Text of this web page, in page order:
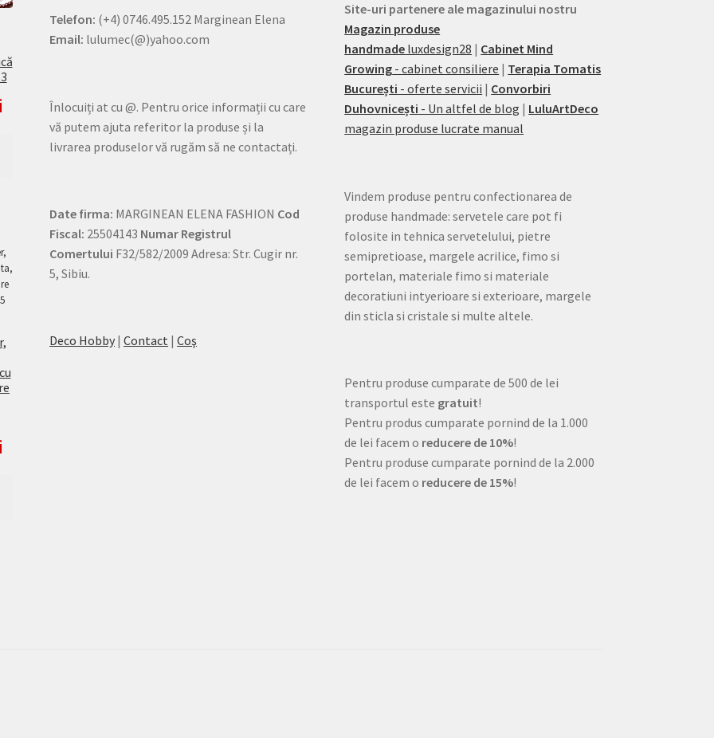
Telefon: (+4) 0746.495.152 Marginean Elena
Email: lulumec(@)yahoo.com
Înlocuiți at cu @. Pentru orice informații cu care
vă putem ajuta referitor la produse și la
livrarea produselor vă rugăm să ne contactați.
Date firma: MARGINEAN ELENA FASHION Cod
Fiscal: 25504143 Numar Registrul
Comertului F32/582/2009 Adresa: Str. Cugir nr.
5, Sibiu.
Deco Hobby |Contact |Coş
Site-uri partenere ale magazinului nostru
Magazin produse
handmade luxdesign28 | Cabinet Mind
Growing - cabinet consiliere | Terapia Tomatis
București - oferte servicii | Convorbiri
Duhovnicești - Un altfel de blog | LuluArtDeco
magazin produse lucrate manual
Vindem produse pentru confectionarea de
produse handmade: servetele care pot fi
folosite in tehnica servetelului, pietre
semipretioase, margele acrilice, fimo si
portelan, materiale fimo si materiale
decoratiuni intyerioare si exterioare, margele
din sticla si cristale si multe altele.
Pentru produse cumparate de 500 de lei
transportul este gratuit!
Pentru produs cumparate pornind de la 1.000
de lei facem o reducere de 10%!
Pentru produse cumparate pornind de la 2.000
de lei facem o reducere de 15%!